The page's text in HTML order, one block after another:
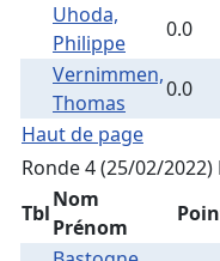
Uhoda,
Philippe
0.0
Vernimmen,
Thomas
0.0
Haut de page
Ronde 4 (25/02/2022)
Tbl
Nom
Prénom